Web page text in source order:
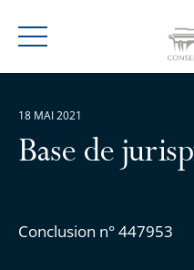
Menu
Base de
Conclusion n° 447953
18 MAI 2021